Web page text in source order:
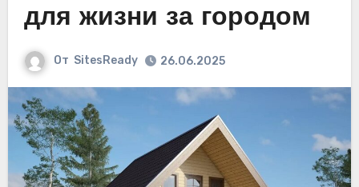
для жизни за городом
От SitesReady 26.06.2025